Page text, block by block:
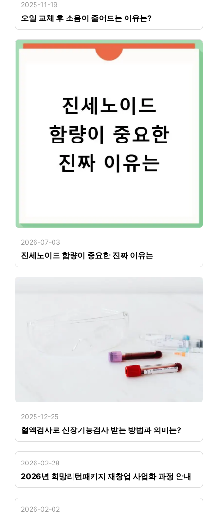
2025-11-19
오일 교체 후 소음이 줄어드는 이유는?
2026-07-03
진세노이드 함량이 중요한 진짜 이유는
2025-12-25
혈액검사로 신장기능검사 받는 방법과 의미는?
2026-02-28
2026년 희망리턴패키지 재창업 사업화 과정 안내
2026-02-02